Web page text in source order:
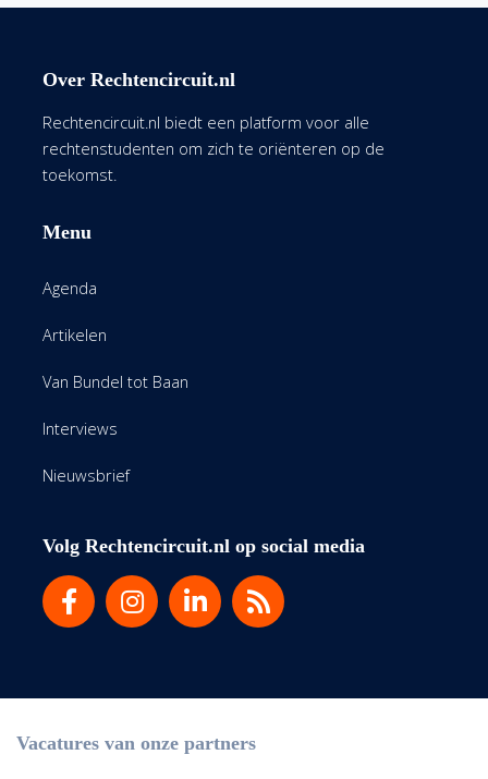
Over Rechtencircuit.nl
Rechtencircuit.nl biedt een platform voor alle
rechtenstudenten om zich te oriënteren op de
toekomst.
Menu
Agenda
Artikelen
Van Bundel tot Baan
Interviews
Nieuwsbrief
Volg Rechtencircuit.nl op social media
Vacatures van onze partners